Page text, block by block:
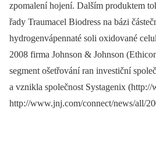
zpomalení hojení. Dalším produktem
řady Traumacel Biodress na bázi
hydrogenvápennaté soli oxidované
2008 firma Johnson & Johnson
segment ošetřování ran investiční
a vznikla společnost Systagenix
http://www.jnj.com/connect/news/all/